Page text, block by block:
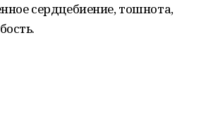
сердцебиение, тошнота,